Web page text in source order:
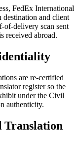
FedEx International
and client
of-delivery scan sent
received abroad.
are re-certified
register so the
under the Civil
authenticity.